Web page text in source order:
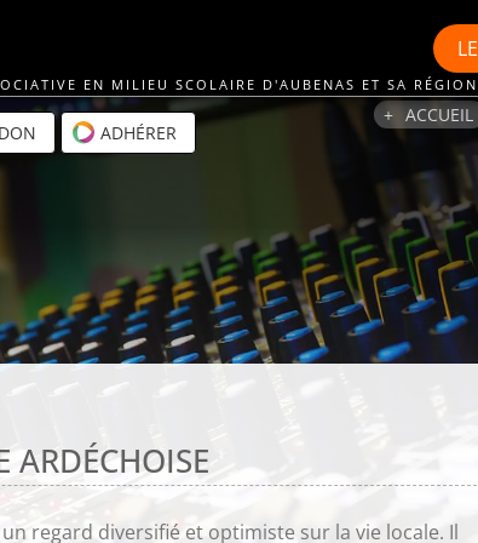
LE
EN MILIEU SCOLAIRE D'AUBENAS ET SA RÉGION
ADHÉRER
ACCUEIL
ARDÉCHOISE
regard diversifié et optimiste sur la vie locale. Il